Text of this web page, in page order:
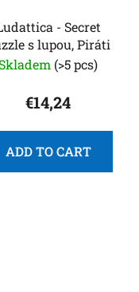
- Secret
s lupou, Piráti
(>5 pcs)
€14,24
ADD TO CART